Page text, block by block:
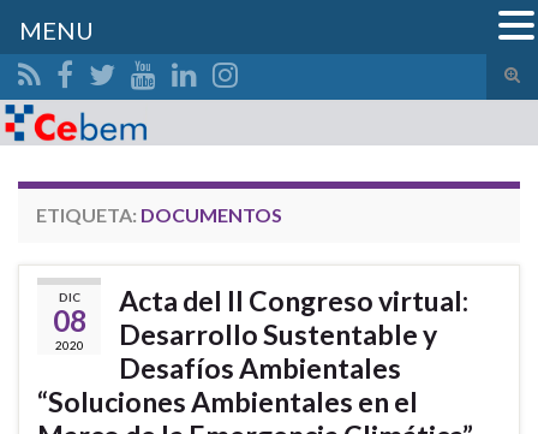
el
Search for:
ETIQUETA: DOCUMENTOS
DIC
08
2020
Acta del II Congreso virtual:
Desarrollo Sustentable y
Desafíos Ambientales
“Soluciones Ambientales en el
MENU